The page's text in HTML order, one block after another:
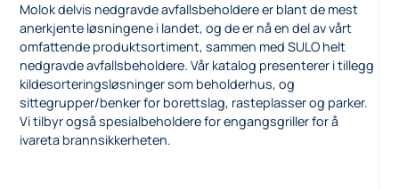
Molok delvis nedgravde avfallsbeholdere er blant de mest
anerkjente løsningene i landet, og de er nå en del av vårt
omfattende produktsortiment, sammen med SULO helt
nedgravde avfallsbeholdere. Vår katalog presenterer i tillegg
kildesorteringsløsninger som beholderhus, og
sittegrupper/benker for borettslag, rasteplasser og parker.
Vi tilbyr også spesialbeholdere for engangsgriller for å
ivareta brannsikkerheten.